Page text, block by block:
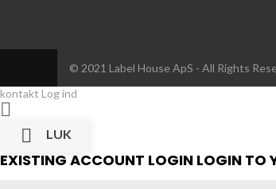
© 2021 Label House ApS - All Rights
kontakt Log ind


LUK
EXISTING ACCOUNT LOGIN LOGIN TO